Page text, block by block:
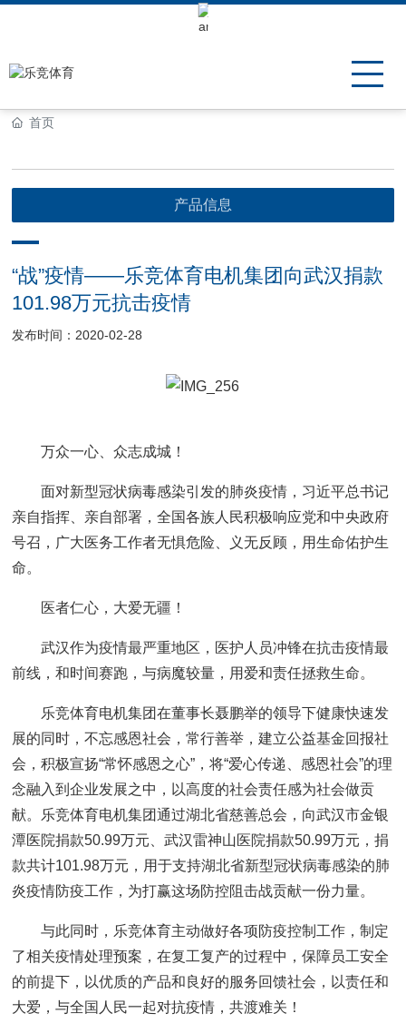
Keli Motor Group Search
首页
产品信息
“战”疫情——乐竞体育电机集团向武汉捐款
101.98万元抗击疫情
发布时间：2020-02-28
万众一心、众志成城！
面对新型冠状病毒感染引发的肺炎疫情，习近平总书记
亲自指挥、亲自部署，全国各族人民积极响应党和中央政府
号召，广大医务工作者无惧危险、义无反顾，用生命佑护生
命。
医者仁心，大爱无疆！
武汉作为疫情最严重地区，医护人员冲锋在抗击疫情最
前线，和时间赛跑，与病魔较量，用爱和责任拯救生命。
乐竞体育电机集团在董事长聂鹏举的领导下健康快速发
展的同时，不忘感恩社会，常行善举，建立公益基金回报社
会，积极宣扬“常怀感恩之心”，将“爱心传递、感恩社会”的理
念融入到企业发展之中，以高度的社会责任感为社会做贡
献。乐竞体育电机集团通过湖北省慈善总会，向武汉市金银
潭医院捐款50.99万元、武汉雷神山医院捐款50.99万元，捐
款共计101.98万元，用于支持湖北省新型冠状病毒感染的肺
炎疫情防疫工作，为打赢这场防控阻击战贡献一份力量。
与此同时，乐竞体育主动做好各项防疫控制工作，制定
了相关疫情处理预案，在复工复产的过程中，保障员工安全
的前提下，以优质的产品和良好的服务回馈社会，以责任和
大爱，与全国人民一起对抗疫情，共渡难关！